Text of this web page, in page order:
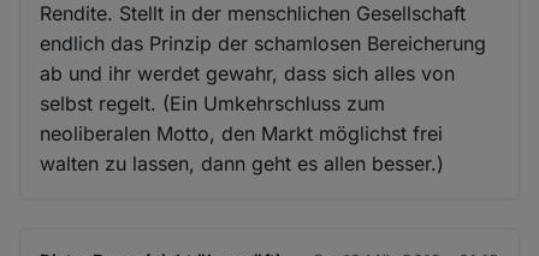
Rendite. Stellt in der menschlichen Gesellschaft
endlich das Prinzip der schamlosen Bereicherung
ab und ihr werdet gewahr, dass sich alles von
selbst regelt. (Ein Umkehrschluss zum
neoliberalen Motto, den Markt möglichst frei
walten zu lassen, dann geht es allen besser.)